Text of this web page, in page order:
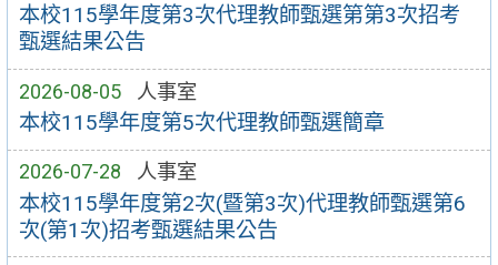
本校115學年度第3次代理教師甄選第第3次招考
甄選結果公告
2026-08-05 人事室
本校115學年度第5次代理教師甄選簡章
2026-07-28 人事室
本校115學年度第2次(暨第3次)代理教師甄選第6
次(第1次)招考甄選結果公告